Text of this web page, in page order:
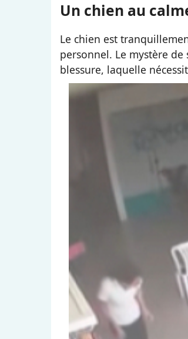
Un chien au
Le chien est
personnel. Le mystère
blessure, laquelle